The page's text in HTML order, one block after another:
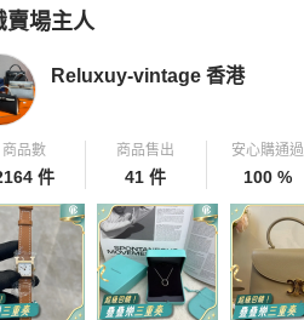
賣場主人
拍拍圈嚴選賣家
Reluxuy-vintage 香港
商品數
件
商品售出
41 件
安心購通過
100 %